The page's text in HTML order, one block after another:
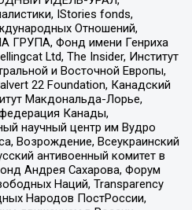
IStories fonds,
Отношений,
Фонд имени Генриха
Ltd, The Insider, Институт
и Восточной Европы,
22 Foundation, Канадский
Макдональда-Лорье,
Канады,
научный центр им Вудро
Возрождение, Всеукраинский
антивоенный комитет в
Андрея Сахарова, Форум
Наций, Transparеncy
Народов ПостРоссии,